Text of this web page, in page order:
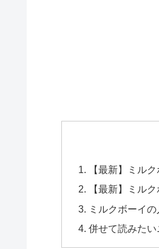
【最新】ミル
【最新】ミル
ミルクボーイ
併せて読みたい